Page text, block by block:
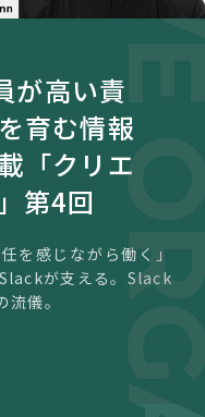
が高い責
育む情報
「クリエ
第4回
を感じながら働く」
が支える。Slack
儀。